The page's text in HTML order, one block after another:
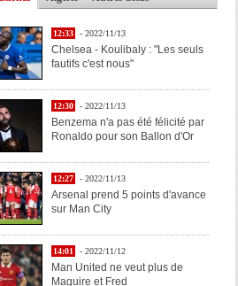
12:33 - 2022/11/13
Chelsea - Koulibaly : "Les seuls
fautifs c'est nous"
12:30 - 2022/11/13
Benzema n'a pas été félicité par
Ronaldo pour son Ballon d'Or
12:27 - 2022/11/13
Arsenal prend 5 points d'avance
sur Man City
14:01 - 2022/11/12
Man United ne veut plus de
Maguire et Fred